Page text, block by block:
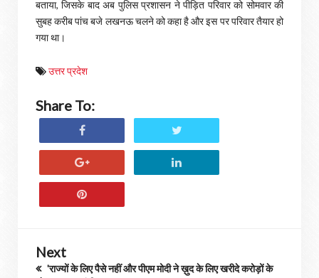
बताया, जिसके बाद अब पुलिस प्रशासन ने पीड़ित परिवार को सोमवार की
सुबह करीब पांच बजे लखनऊ चलने को कहा है और इस पर परिवार तैयार हो
गया था।
उत्तर प्रदेश
Share To:
Next
'राज्यों के लिए पैसे नहीं और पीएम मोदी ने ख़ुद के लिए खरीदे करोड़ों के